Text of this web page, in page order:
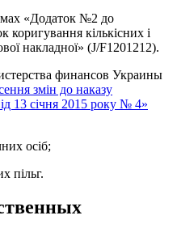
«Додаток №2 до
коригування кількісних і
накладної» (J/F1201212).
финансов Украины
змін до наказу
13 січня 2015 року № 4»
осіб;
пільг.